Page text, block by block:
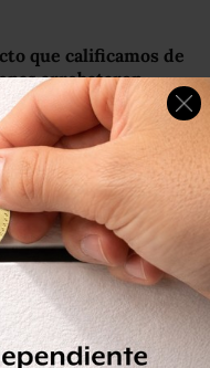
que calificamos de
arrebataron
el cabello a
las primeras
del Estado, los
dos vehículos modelo
el ultraje contra